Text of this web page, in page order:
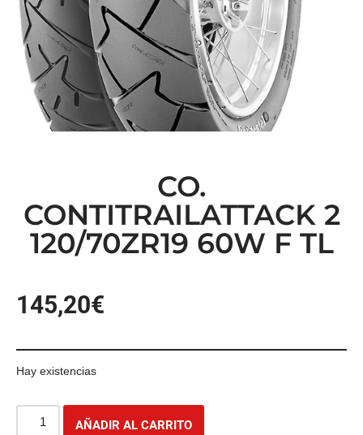
CO.
CONTITRAILATTACK 2
120/70ZR19 60W F TL
145,20€
Hay existencias
AÑADIR AL CARRITO